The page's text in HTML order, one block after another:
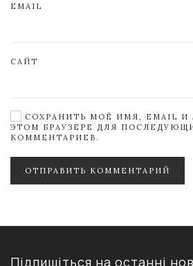
EMAIL
САЙТ
СОХРАНИТЬ МОЁ ИМЯ, EMAIL И
ЭТОМ БРАУЗЕРЕ ДЛЯ
КОММЕНТАРИЕВ.
ОТПРАВИТЬ КОММЕНТАРИЙ
Підпишіться на останні